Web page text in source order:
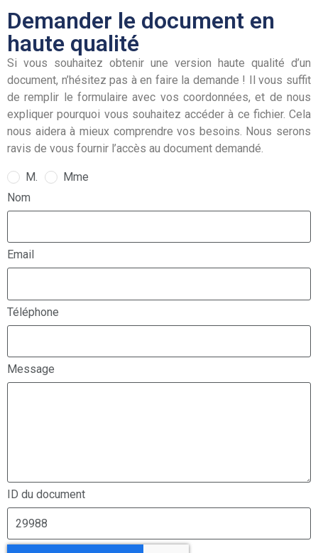
Demander le document en
haute qualité
Si vous souhaitez obtenir une version haute qualité d’un
document, n’hésitez pas à en faire la demande ! Il vous suffit
de remplir le formulaire avec vos coordonnées, et de nous
expliquer pourquoi vous souhaitez accéder à ce fichier. Cela
nous aidera à mieux comprendre vos besoins. Nous serons
ravis de vous fournir l’accès au document demandé.
M.
Mme
Nom
Email
Téléphone
Message
ID du document